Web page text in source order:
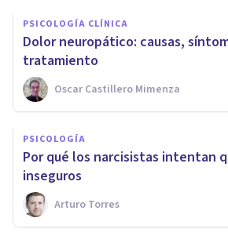
PSICOLOGÍA CLÍNICA
​Dolor neuropático: causas,
tratamiento
Oscar Castillero Mimenza
PSICOLOGÍA
Por qué los narcisistas intentan
inseguros
Arturo Torres